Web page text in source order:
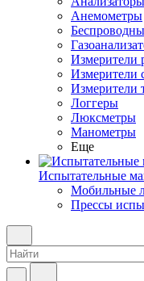
Анемометры
Измерители
Измерители
Измерители
Логгеры
Люксметры
Манометры
Еще
Испытательные
Мобильные
Прессы